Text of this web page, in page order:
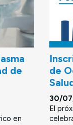
de
en
de
30/
El